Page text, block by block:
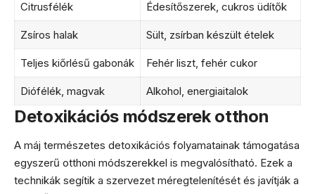
Citrusfélék Édesítőszerek, cukros üdítők
Zsíros halak Sült, zsírban készült ételek
Teljes kiőrlésű gabonák Fehér liszt, fehér cukor
Diófélék, magvak Alkohol, energiaitalok
Detoxikációs módszerek otthon
A máj természetes detoxikációs folyamatainak támogatása
egyszerű otthoni módszerekkel is megvalósítható. Ezek a
technikák segítik a szervezet méregtelenítését és javítják a